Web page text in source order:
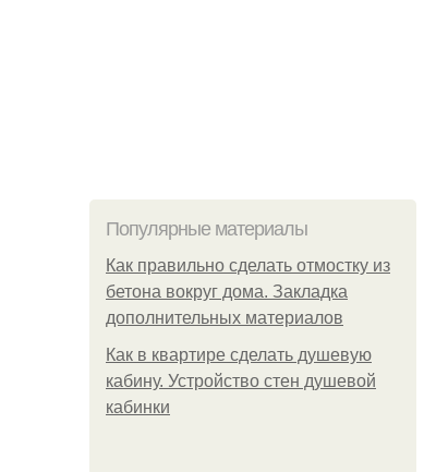
Популярные материалы
Как правильно сделать отмостку из
бетона вокруг дома. Закладка
дополнительных материалов
Как в квартире сделать душевую
кабину. Устройство стен душевой
кабинки